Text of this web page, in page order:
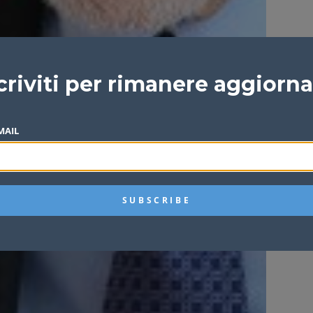
per rimanere